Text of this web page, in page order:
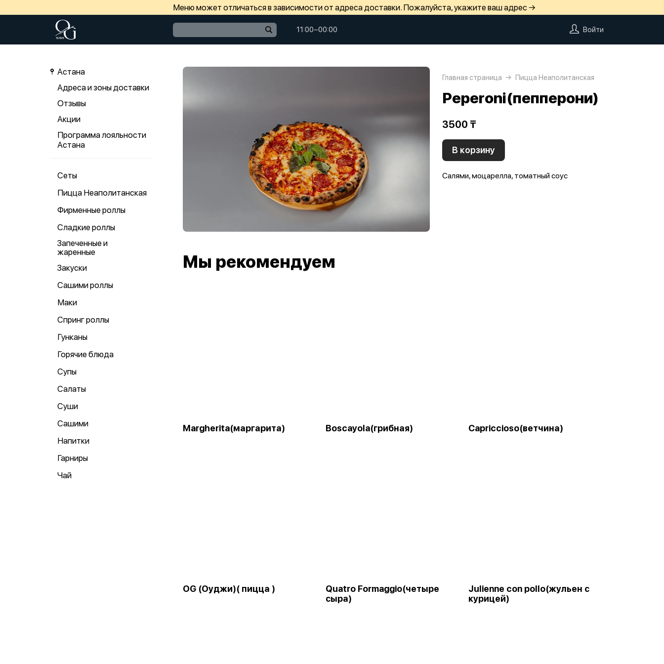
Меню может отличаться в зависимости от адреса доставки. Пожалуйста, укажите ваш адрес →
11:00−00:00 Войти
Астана
Адреса и зоны доставки
Отзывы
Акции
Программа лояльности
Астана
Сеты
Пицца Неаполитанская
Фирменные роллы
Сладкие роллы
Запеченные и
жаренные
Закуски
Сашими роллы
Маки
Спринг роллы
Гунканы
Горячие блюда
Супы
Салаты
Суши
Сашими
Напитки
Гарниры
Чай
Главная страница Пицца Неаполитанская
Peperoni(пепперони)
3500 ₸
В корзину
Салями, моцарелла, томатный соус
Мы рекомендуем
Margherita(маргарита) Boscayola(грибная) Capriccioso(ветчина)
OG (Оуджи)( пицца )
Quatro Formaggio(четыре
сыра)
Julienne con pollo(жульен с
курицей)